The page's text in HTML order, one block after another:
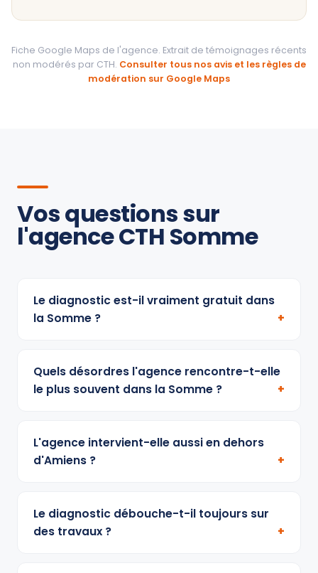
Fiche Google Maps de l'agence. Extrait de témoignages récents
non modérés par CTH. Consulter tous nos avis et les règles de
modération sur Google Maps
Vos questions sur
l'agence CTH Somme
Le diagnostic est-il vraiment gratuit dans
la Somme ?
Quels désordres l'agence rencontre-t-elle
le plus souvent dans la Somme ?
L'agence intervient-elle aussi en dehors
d'Amiens ?
Le diagnostic débouche-t-il toujours sur
des travaux ?